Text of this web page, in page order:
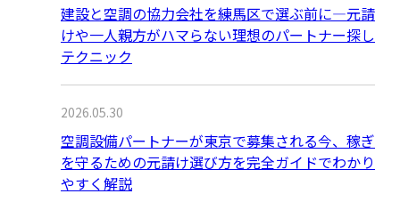
建設と空調の協力会社を練馬区で選ぶ前に―元請
けや一人親方がハマらない理想のパートナー探し
テクニック
2026.05.30
空調設備パートナーが東京で募集される今、稼ぎ
を守るための元請け選び方を完全ガイドでわかり
やすく解説